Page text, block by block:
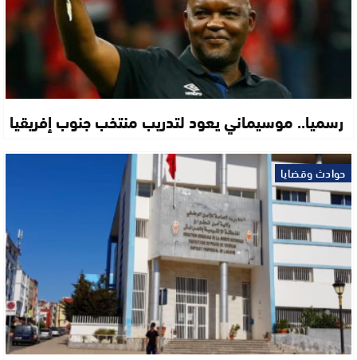
رسميا.. موسيماني يعود لتدريب منتخب جنوب إفريقيا
حوادث وقضايا